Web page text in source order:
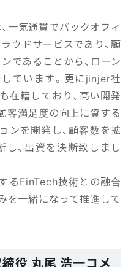
一気通貫でバックオフィ
ウドサービスであり、顧
であることから、ローン
ています。更にjinjer社
在籍しており、高い開発
客満足度の向上に資する
ンを開発し、顧客数を拡
、出資を決断致しまし
るFinTech技術との融合
を一緒になって推進して
役 丸尾 浩一コメ